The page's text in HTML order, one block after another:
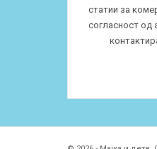
статии за
согласност од